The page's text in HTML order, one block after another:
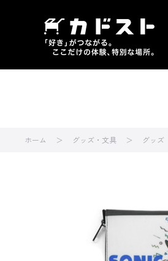
ホーム グッズ・文具 グッズ